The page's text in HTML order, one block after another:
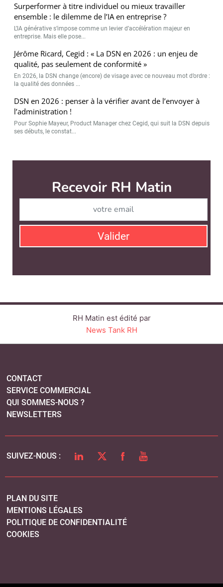
Surperformer à titre individuel ou mieux travailler
ensemble : le dilemme de l’IA en entreprise ?
L’IA générative s’impose comme un levier d’accélération majeur en
entreprise. Mais elle pose...
Jérôme Ricard, Cegid : « La DSN en 2026 : un enjeu de
qualité, pas seulement de conformité »
En 2026, la DSN change (encore) de visage avec ce nouveau mot d’ordre :
la qualité des données ...
DSN en 2026 : penser à la vérifier avant de l’envoyer à
l’administration !
Pour Sophie Mayeur, Product Manager chez Cegid, qui suit la DSN depuis
ses débuts, le constat...
RH Matin est édité par
QUI SOMMES-NOUS ?
LINKEDINTWITTERFACEBOOK
MENTIONS LÉGALES
POLITIQUE DE CONFIDENTIALITÉ
COOKIES